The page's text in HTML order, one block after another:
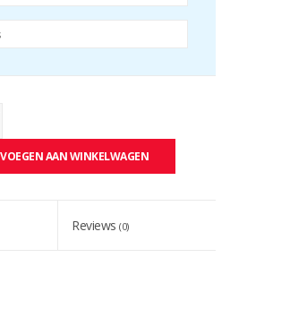
AAN WINKELWAGEN
Reviews(0)